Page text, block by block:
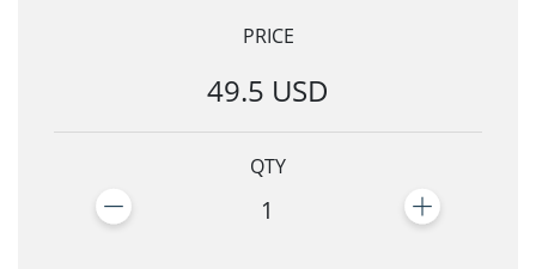
PRICE
49.5 USD
QTY
1